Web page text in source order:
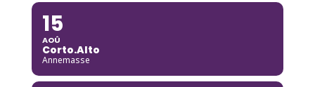
15
AOÛ
Corto.Alto
Annemasse